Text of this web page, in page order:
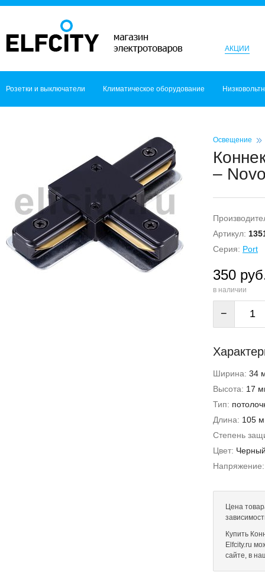
АКЦИИ
Розетки и выключатели Климатическое оборудование
Освещение
–
Артикул:
Серия: Port
350
в наличии
−
Ширина: 34
Высота: 17
Тип:
Длина: 105
Степень
Цвет:
Цена
Купить
Elfcity.ru
сайте, в